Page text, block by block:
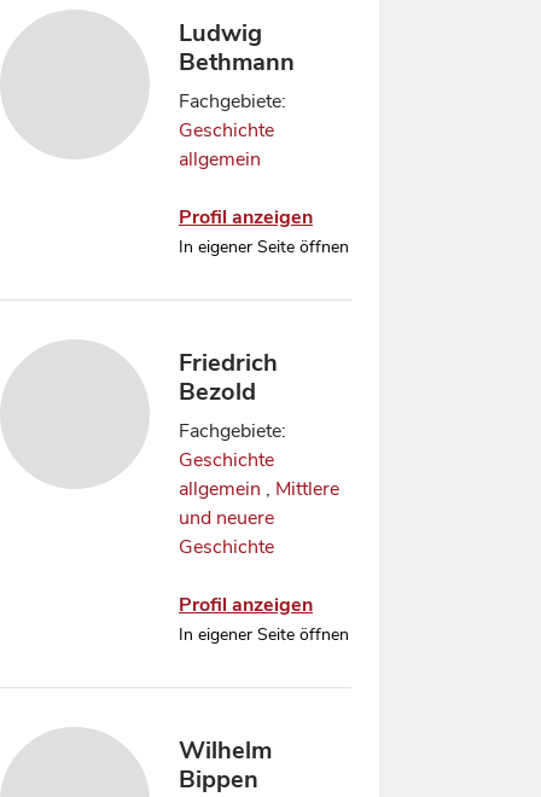
Ludwig
Bethmann
Fachgebiete:
Geschichte
allgemein
Profil anzeigen
In eigener Seite öffnen
Friedrich
Bezold
Fachgebiete:
Geschichte
allgemein , Mittlere
und neuere
Geschichte
Profil anzeigen
In eigener Seite öffnen
Wilhelm
Bippen